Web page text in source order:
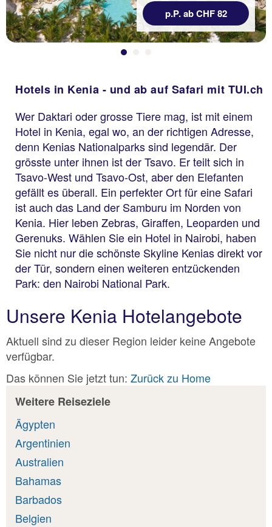
p.P. ab CHF 82
Hotels in Kenia - und ab auf Safari mit TUI.ch
Wer Daktari oder grosse Tiere mag, ist mit einem
Hotel in Kenia, egal wo, an der richtigen Adresse,
denn Kenias Nationalparks sind legendär. Der
grösste unter ihnen ist der Tsavo. Er teilt sich in
Tsavo-West und Tsavo-Ost, aber den Elefanten
gefällt es überall. Ein perfekter Ort für eine Safari
ist auch das Land der Samburu im Norden von
Kenia. Hier leben Zebras, Giraffen, Leoparden und
Gerenuks. Wählen Sie ein Hotel in Nairobi, haben
Sie nicht nur die schönste Skyline Kenias direkt vor
der Tür, sondern einen weiteren entzückenden
Park: den Nairobi National Park.
Unsere Kenia Hotelangebote
Aktuell sind zu dieser Region leider keine Angebote
verfügbar.
Das können Sie jetzt tun: Zurück zu Home
Weitere Reiseziele
Ägypten
Argentinien
Australien
Bahamas
Barbados
Belgien